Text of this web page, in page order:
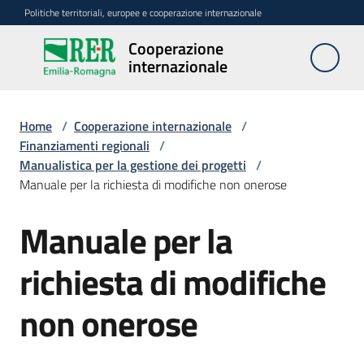
Vai al contenuto
Vai alla navigazione
Vai al footer
Politiche territoriali, europee e cooperazione internazionale
Cooperazione
internazionale
Cooperazione
internazionale
Attività
Finanziamenti
Menu selezionato
Finanziamenti
nazionali
e
Home / Cooperazione internazionale /
Finanziamenti regionali /
Manualistica per la gestione dei progetti /
Manuale per la richiesta di modifiche non onerose
Manuale per la
richiesta di modifiche
non onerose